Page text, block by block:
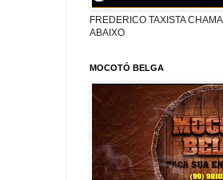
FREDERICO TAXISTA
ABAIXO
MOCOTÓ BELGA